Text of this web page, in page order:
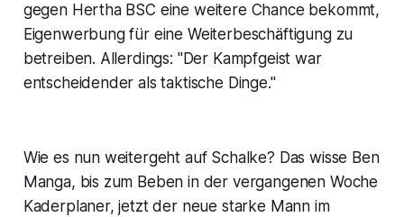
gegen Hertha BSC eine weitere Chance bekommt,
Eigenwerbung für eine Weiterbeschäftigung zu
betreiben. Allerdings: "Der Kampfgeist war
entscheidender als taktische Dinge."
Wie es nun weitergeht auf Schalke? Das wisse Ben
Manga, bis zum Beben in der vergangenen Woche
Kaderplaner, jetzt der neue starke Mann im